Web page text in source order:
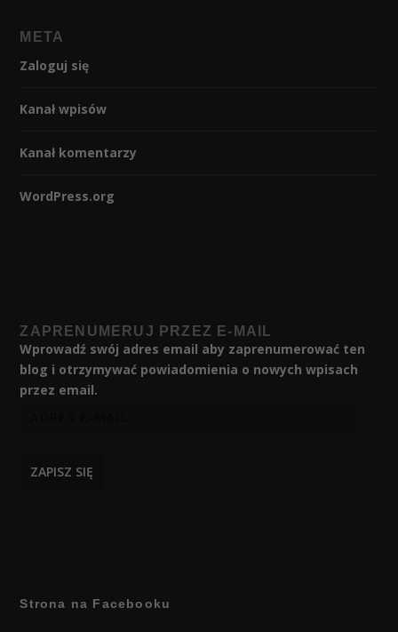
META
Zaloguj się
Kanał wpisów
Kanał komentarzy
WordPress.org
ZAPRENUMERUJ PRZEZ E-MAIL
Wprowadź swój adres email aby zaprenumerować ten
blog i otrzymywać powiadomienia o nowych wpisach
przez email.
ZAPISZ SIĘ
Strona na Facebooku